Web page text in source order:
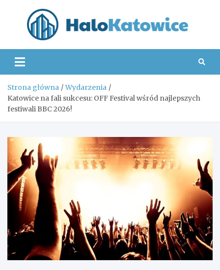
Strona główna
Wydarzenia
Katowice na fali sukcesu: OFF Festival wśród najlepszych
festiwali BBC 2026!